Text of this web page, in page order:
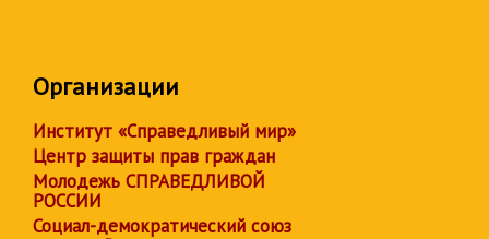
Организации
Институт «Справедливый мир»
Центр защиты прав граждан
Молодежь СПРАВЕДЛИВОЙ
РОССИИ
Социал-демократический союз